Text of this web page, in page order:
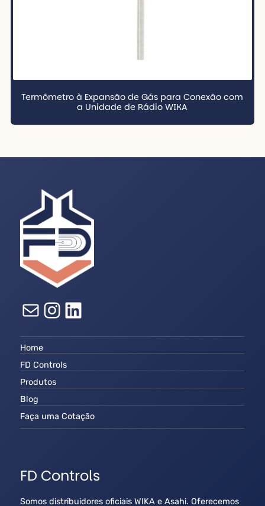
Termômetro à Expansão de Gás para Conexão com
a Unidade de Rádio WIKA
E-mail InstagramLinkedIn
Home
FD Controls
Produtos
Blog
Faça uma Cotação
FD Controls
Somos distribuidores oficiais WIKA e Asahi. Oferecemos